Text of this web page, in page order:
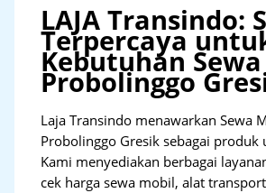
LAJA Transindo:
Terpercaya
Kebutuhan
Probolinggo
Laja Transindo menawarkan Sewa
Probolinggo Gresik sebagai produk
Kami menyediakan berbagai
cek harga sewa mobil, alat